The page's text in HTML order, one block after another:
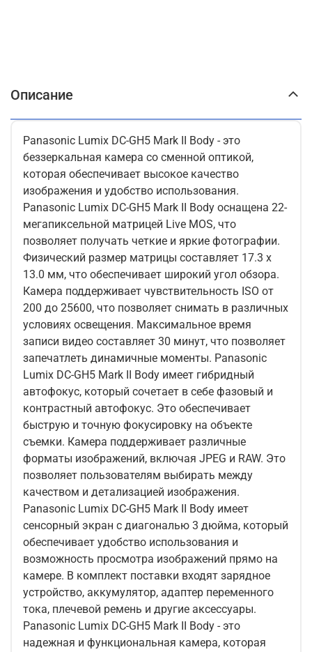
Описание
Panasonic Lumix DC-GH5 Mark II Body - это
беззеркальная камера со сменной оптикой,
которая обеспечивает высокое качество
изображения и удобство использования.
Panasonic Lumix DC-GH5 Mark II Body оснащена 22-
мегапиксельной матрицей Live MOS, что
позволяет получать четкие и яркие фотографии.
Физический размер матрицы составляет 17.3 x
13.0 мм, что обеспечивает широкий угол обзора.
Камера поддерживает чувствительность ISO от
200 до 25600, что позволяет снимать в различных
условиях освещения. Максимальное время
записи видео составляет 30 минут, что позволяет
запечатлеть динамичные моменты. Panasonic
Lumix DC-GH5 Mark II Body имеет гибридный
автофокус, который сочетает в себе фазовый и
контрастный автофокус. Это обеспечивает
быструю и точную фокусировку на объекте
съемки. Камера поддерживает различные
форматы изображений, включая JPEG и RAW. Это
позволяет пользователям выбирать между
качеством и детализацией изображения.
Panasonic Lumix DC-GH5 Mark II Body имеет
сенсорный экран с диагональю 3 дюйма, который
обеспечивает удобство использования и
возможность просмотра изображений прямо на
камере. В комплект поставки входят зарядное
устройство, аккумулятор, адаптер переменного
тока, плечевой ремень и другие аксессуары.
Panasonic Lumix DC-GH5 Mark II Body - это
надежная и функциональная камера, которая